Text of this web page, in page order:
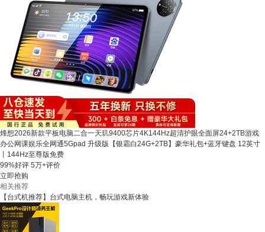
烽想2026新款平板电脑二合一天玑9400芯片4K144Hz超清护眼全面屏24+2TB游戏
办公网课娱乐全网通5Gpad 升级版【银霜白24G+2TB】豪华礼包+蓝牙键盘 12英寸
丨144Hz至尊版免费
99%好评 5万+评价
立即抢购
相关推荐
【台式机推荐】台式电脑主机，畅玩游戏新体验